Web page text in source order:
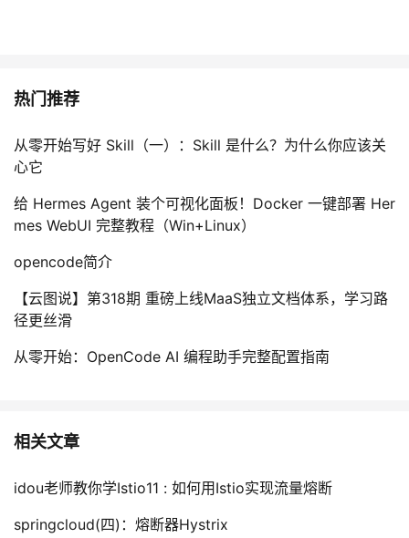
热门推荐
从零开始写好 Skill（一）：Skill 是什么？为什么你应该关
心它
给 Hermes Agent 装个可视化面板！Docker 一键部署 Her
mes WebUI 完整教程（Win+Linux）
opencode简介
【云图说】第318期 重磅上线MaaS独立文档体系，学习路
径更丝滑
从零开始：OpenCode AI 编程助手完整配置指南
相关文章
idou老师教你学Istio11 : 如何用Istio实现流量熔断
springcloud(四)：熔断器Hystrix